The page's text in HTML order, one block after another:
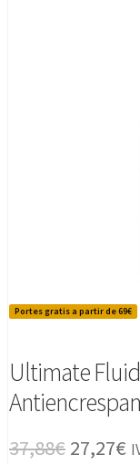
Portes gratis a partir de 69€
Ultimate
37,88€ El
27,27€